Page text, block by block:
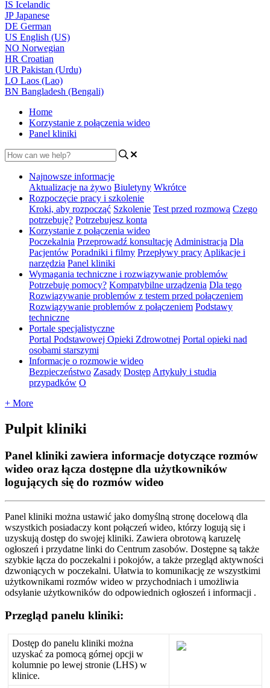
IS Icelandic
JPJapanese
DE German
US English (US)
NO Norwegian
HR Croatian
UR Pakistan (Urdu)
LO Laos (Lao)
BN Bangladesh (Bengali)
Home
Korzystanie z połączenia wideo
Panel kliniki
Najnowsze informacje
Aktualizacje na żywo Biuletyny Wkrótce
Rozpoczęcie pracy i szkolenie
Kroki, aby rozpocząć Szkolenie Test przed rozmową Czego
potrzebuję? Potrzebujesz konta
Korzystanie z połączenia wideo
Poczekalnia Przeprowadź konsultację Administracja Dla
Pacjentów Poradniki i filmy Przepływy pracy Aplikacje i
narzędzia Panel kliniki
Wymagania techniczne i rozwiązywanie problemów
Potrzebuję pomocy? Kompatybilne urządzenia Dla tego
Rozwiązywanie problemów z testem przed połączeniem
Rozwiązywanie problemów z połączeniem Podstawy
techniczne
Portale specjalistyczne
Portal Podstawowej Opieki Zdrowotnej Portal opieki nad
osobami starszymi
Informacje o rozmowie wideo
Bezpieczeństwo Zasady Dostęp Artykuły i studia
przypadków O
+ More
Pulpit kliniki
Panel kliniki zawiera informacje dotyczące rozmów
wideo oraz łącza dostępne dla użytkowników
logujących się do rozmów wideo
Panel kliniki można ustawić jako domyślną stronę docelową dla
wszystkich posiadaczy kont połączeń wideo, którzy logują się i
uzyskują dostęp do swojej kliniki. Zawiera obrotową karuzelę
ogłoszeń i przydatne linki do Centrum zasobów. Dostępne są także
szybkie łącza do poczekalni i pokojów, a także przegląd aktywności
dzwoniących w poczekalni. Ułatwia to komunikację ze wszystkimi
użytkownikami rozmów wideo w przychodniach i umożliwia
odsyłanie użytkowników do odpowiednich ogłoszeń i informacji .
Przegląd panelu kliniki:
Dostęp do panelu kliniki można
uzyskać za pomocą górnej opcji w
kolumnie po lewej stronie (LHS) w
klinice.